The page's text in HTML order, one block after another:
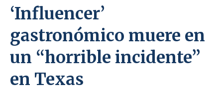
‘Influencer’
gastronómico muere en
un “horrible incidente”
en Texas